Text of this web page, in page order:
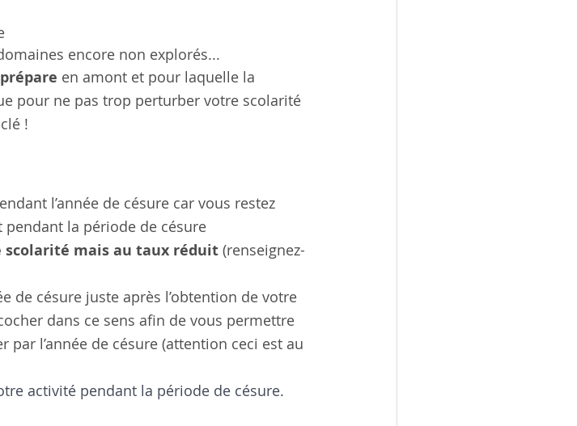
encore non explorés...
en amont et pour laquelle la
pour ne pas trop perturber votre scolarité
!
l’année de césure car vous restez
la période de césure
scolarité mais au taux réduit (renseignez-
de césure juste après l’obtention de votre
dans ce sens afin de vous permettre
l’année de césure (attention ceci est au
activité pendant la période de césure.